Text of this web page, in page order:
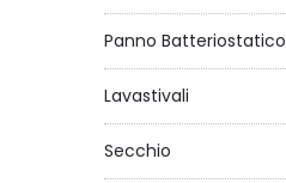
Panno Batteriostatico
Lavastivali
Secchio